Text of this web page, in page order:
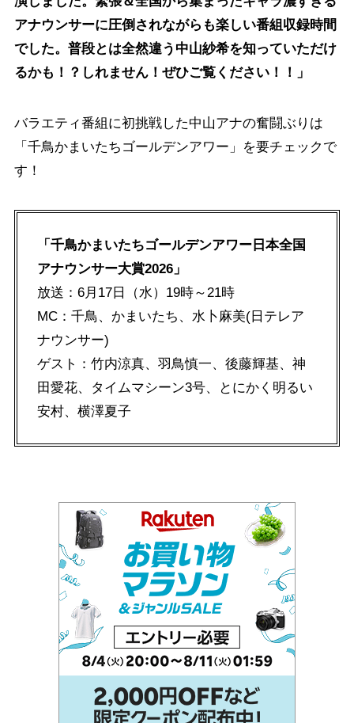
アナウンサーに圧倒されながらも楽しい番組収録時間
でした。普段とは全然違う中山紗希を知っていただけ
るかも！？しれません！ぜひご覧ください！！」
バラエティ番組に初挑戦した中山アナの奮闘ぶりは
「千鳥かまいたちゴールデンアワー」を要チェックで
す！
「千鳥かまいたちゴールデンアワー日本全国
アナウンサー大賞2026」
放送：6月17日（水）19時～21時
MC：千鳥、かまいたち、水卜麻美(日テレア
ナウンサー)
ゲスト：竹内涼真、羽鳥慎一、後藤輝基、神
田愛花、タイムマシーン3号、とにかく明るい
安村、横澤夏子